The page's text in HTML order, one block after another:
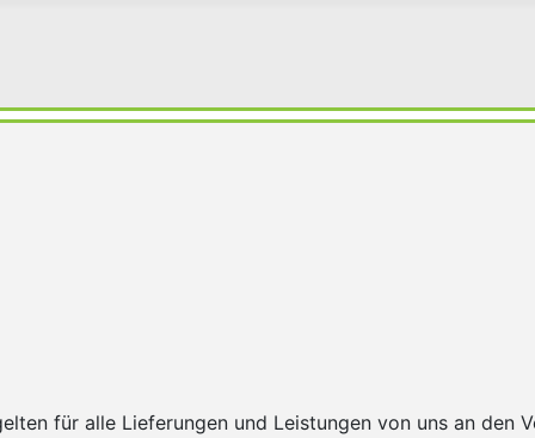
für alle Lieferungen und Leistungen von uns an den